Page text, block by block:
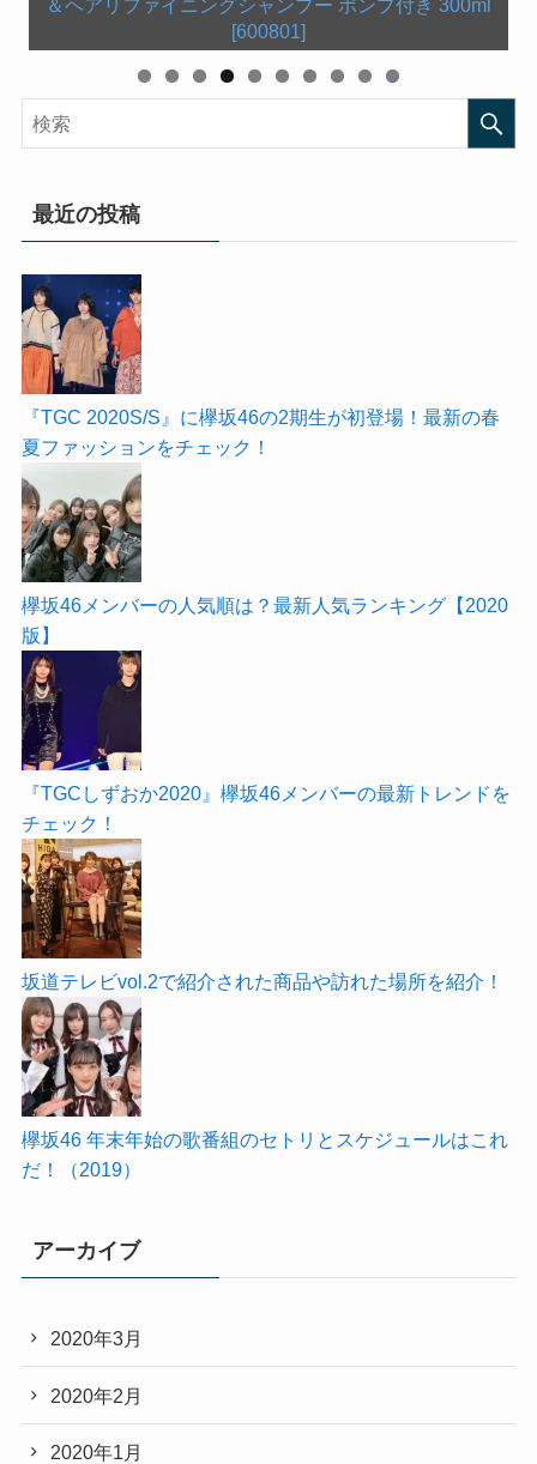
なものは汚したくなる」
欅坂461st Anniversary ペンライト（スティックライ
ト）【新品】
菅井友香愛用サプリ ジャパンアルジェ 海洋深層水ス
ピルリナブレンド スピルリナ100％ 2200粒
＆ヘアリファイニングシャンプー ポンプ付き 300ml
[600801]
[600818]
ルト ワコルダー＜杜松＞の香り 850g
ル 150mL【ポールシェリー バスオイル】
【Laline】【ボディスクラブ】
オーブクチュール ぽんぽんチーク オレンジ 433
BOOT SMOOTH BLACK【レースアップブーツ】
0
最近の投稿
『TGC 2020S/S』に欅坂46の2期生が初登場！最新の春
夏ファッションをチェック！
欅坂46メンバーの人気順は？最新人気ランキング【2020
版】
『TGCしずおか2020』欅坂46メンバーの最新トレンドを
チェック！
坂道テレビvol.2で紹介された商品や訪れた場所を紹介！
欅坂46 年末年始の歌番組のセトリとスケジュールはこれ
だ！（2019）
アーカイブ
2020年3月
2020年2月
2020年1月